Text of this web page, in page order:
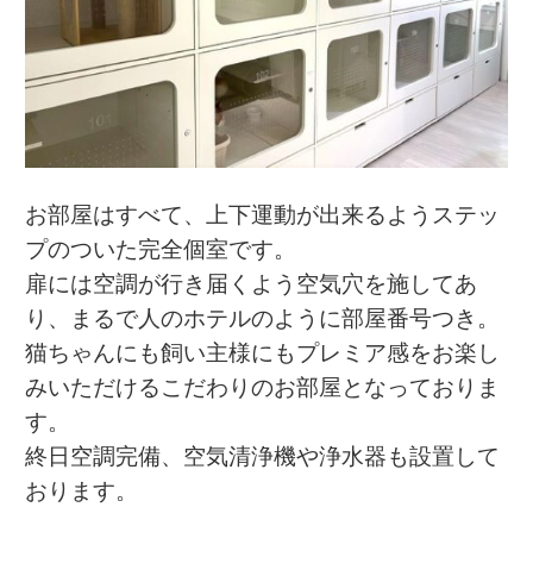
お部屋はすべて、上下運動が出来るようステッ
プのついた完全個室です。
扉には空調が行き届くよう空気穴を施してあ
り、まるで人のホテルのように部屋番号つき。
猫ちゃんにも飼い主様にもプレミア感をお楽し
みいただけるこだわりのお部屋となっておりま
す。
終日空調完備、空気清浄機や浄水器も設置して
おります。